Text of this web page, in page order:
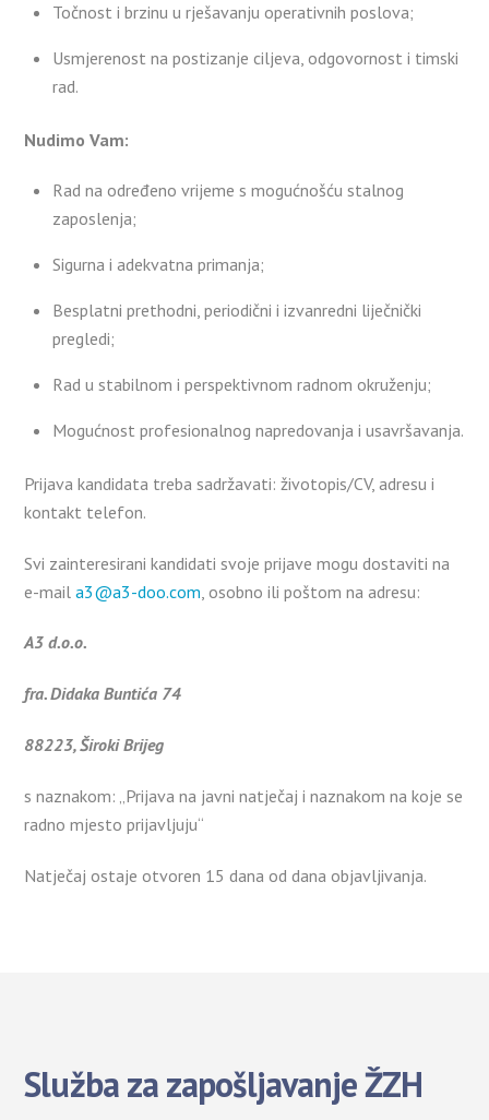
Točnost i brzinu u rješavanju operativnih poslova;
Usmjerenost na postizanje ciljeva, odgovornost i timski
rad.
Nudimo Vam:
Rad na određeno vrijeme s mogućnošću stalnog
zaposlenja;
Sigurna i adekvatna primanja;
Besplatni prethodni, periodični i izvanredni liječnički
pregledi;
Rad u stabilnom i perspektivnom radnom okruženju;
Mogućnost profesionalnog napredovanja i usavršavanja.
Prijava kandidata treba sadržavati: životopis/CV, adresu i
kontakt telefon.
Svi zainteresirani kandidati svoje prijave mogu dostaviti na
e-maila3@a3-doo.com , osobno ili poštom na adresu:
A3 d.o.o.
fra. Didaka Buntića 74
88223, Široki Brijeg
s naznakom: „Prijava na javni natječaj i naznakom na koje se
radno mjesto prijavljuju“
Natječaj ostaje otvoren 15 dana od dana objavljivanja.
Služba za zapošljavanje ŽZH